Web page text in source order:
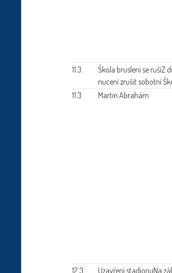
11.3. Škola bruslení se rušíZ
nuceni zrušit sobotní
11.3.
Martin Abrahám
12.3. Uzavření stadionuNa